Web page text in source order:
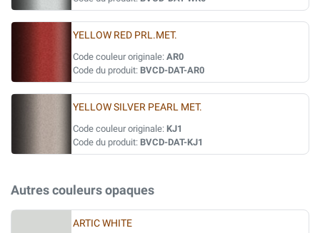
YELLOW RED PRL.MET.
Code couleur originale: AR0
Code du produit: BVCD-DAT-AR0
YELLOW SILVER PEARL MET.
Code couleur originale: KJ1
Code du produit: BVCD-DAT-KJ1
Autres couleurs opaques
ARTIC WHITE